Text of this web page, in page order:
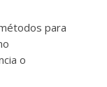
para
o